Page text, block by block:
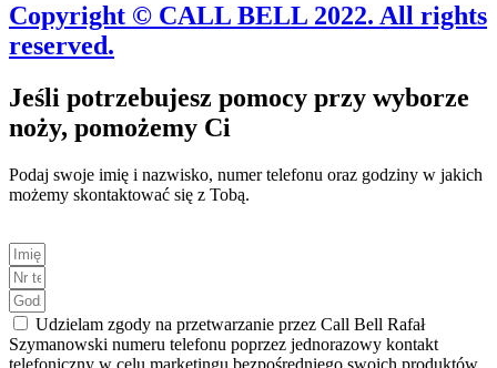
Copyright © CALL BELL 2022. All rights
reserved.
Jeśli potrzebujesz pomocy przy wyborze
noży, pomożemy Ci
Podaj swoje imię i nazwisko, numer telefonu oraz godziny w jakich
możemy skontaktować się z Tobą.
Udzielam zgody na przetwarzanie przez Call Bell Rafał
Szymanowski numeru telefonu poprzez jednorazowy kontakt
telefoniczny w celu marketingu bezpośredniego swoich produktów